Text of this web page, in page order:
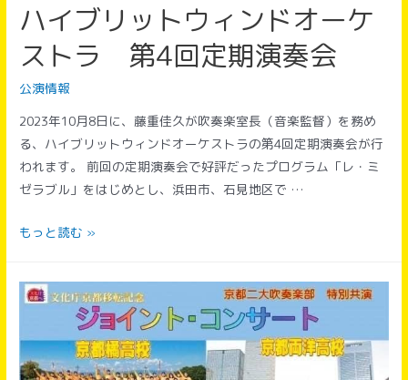
ハイブリットウィンドオーケ
ストラ 第4回定期演奏会
公演情報
2023年10月8日に、藤重佳久が吹奏楽室長（音楽監督）を務め
る、ハイブリットウィンドオーケストラの第4回定期演奏会が行
われます。 前回の定期演奏会で好評だったプログラム「レ・ミ
ゼラブル」をはじめとし、浜田市、石見地区で …
ハ
リ
ト
ウ
もっと読む »